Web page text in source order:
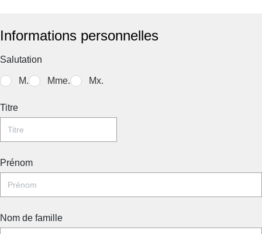
Informations personnelles
Salutation
M. Mme. Mx.
Titre
Prénom
Nom de famille